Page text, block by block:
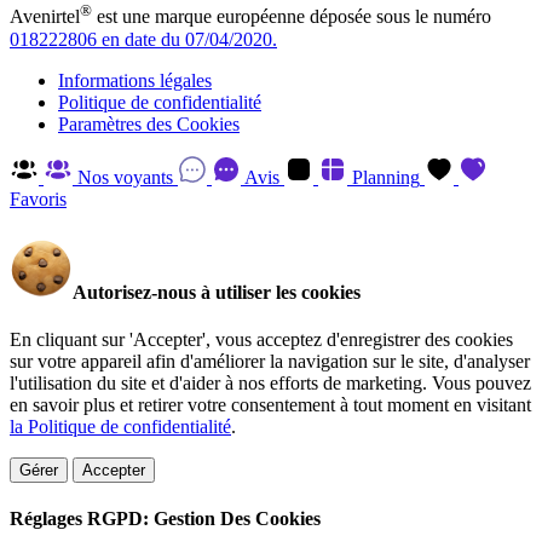
Avenirtel® est une marque européenne déposée sous le numéro
018222806 en date du 07/04/2020.
Informations légales
Politique de confidentialité
Paramètres des Cookies
Nos voyants Avis
Planning
Favoris
Autorisez-nous à utiliser les cookies
En cliquant sur 'Accepter', vous acceptez d'enregistrer des cookies
sur votre appareil afin d'améliorer la navigation sur le site, d'analyser
l'utilisation du site et d'aider à nos efforts de marketing. Vous pouvez
en savoir plus et retirer votre consentement à tout moment en visitant
la Politique de confidentialité.
Gérer Accepter
Réglages RGPD: Gestion Des Cookies